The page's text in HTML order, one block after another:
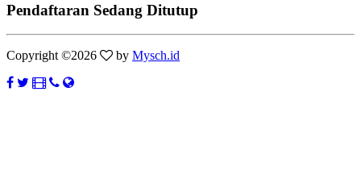
Pendaftaran Sedang Ditutup
Copyright ©2026 by Mysch.id